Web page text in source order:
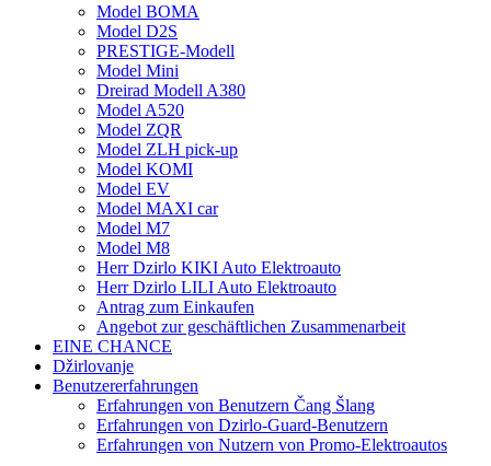
Model BOMA
Model D2S
PRESTIGE-Modell
Model Mini
Dreirad Modell A380
Model A520
Model ZQR
Model ZLH pick-up
Model KOMI
Model EV
Model MAXI car
Model M7
Model M8
Herr Dzirlo KIKI Auto Elektroauto
Herr Dzirlo LILI Auto Elektroauto
Antrag zum Einkaufen
Angebot zur geschäftlichen Zusammenarbeit
EINE CHANCE
Džirlovanje
Benutzererfahrungen
Erfahrungen von Benutzern Čang Šlang
Erfahrungen von Dzirlo-Guard-Benutzern
Erfahrungen von Nutzern von Promo-Elektroautos